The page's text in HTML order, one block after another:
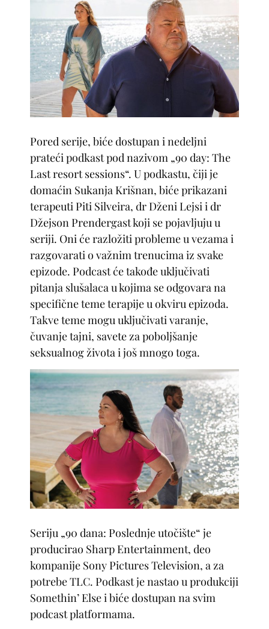
Pored serije, biće dostupan i nedeljni
prateći podkast pod nazivom „90 day: The
Last resort sessions“. U podkastu, čiji je
domaćin Sukanja Krišnan, biće prikazani
terapeuti Piti Silveira, dr Dženi Lejsi i dr
Džejson Prendergast koji se pojavljuju u
seriji. Oni će razložiti probleme u vezama i
razgovarati o važnim trenucima iz svake
epizode. Podcast će takođe uključivati
pitanja slušalaca u kojima se odgovara na
specifične teme terapije u okviru epizoda.
Takve teme mogu uključivati varanje,
čuvanje tajni, savete za poboljšanje
seksualnog života i još mnogo toga.
Seriju „90 dana: Poslednje utočište“ je
producirao Sharp Entertainment, deo
kompanije Sony Pictures Television, a za
potrebe TLC. Podkast je nastao u produkciji
Somethin’ Else i biće dostupan na svim
podcast platformama.